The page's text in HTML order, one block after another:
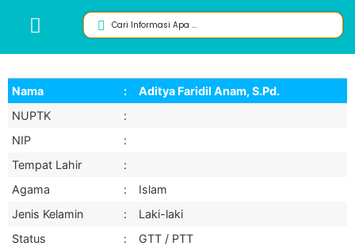
Nama :
Aditya Faridil Anam, S.Pd.
NUPTK
:
NIP
:
Tempat Lahir
:
Agama
:
Islam
Jenis Kelamin
:
Laki-laki
Status
:
GTT / PTT